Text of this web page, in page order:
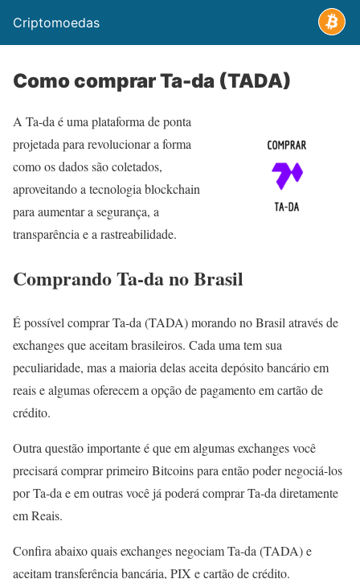
Criptomoedas
Como comprar Ta-da (TADA)
A Ta-da é uma plataforma de ponta
projetada para revolucionar a forma
como os dados são coletados,
aproveitando a tecnologia blockchain
para aumentar a segurança, a
transparência e a rastreabilidade.
Comprando Ta-da no Brasil
É possível comprar Ta-da (TADA) morando no Brasil através de
exchanges que aceitam brasileiros. Cada uma tem sua
peculiaridade, mas a maioria delas aceita depósito bancário em
reais e algumas oferecem a opção de pagamento em cartão de
crédito.
Outra questão importante é que em algumas exchanges você
precisará comprar primeiro Bitcoins para então poder negociá-los
por Ta-da e em outras você já poderá comprar Ta-da diretamente
em Reais.
Confira abaixo quais exchanges negociam Ta-da (TADA) e
aceitam transferência bancária, PIX e cartão de crédito.